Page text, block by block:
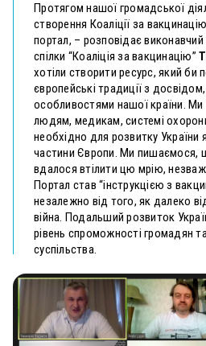
Протягом нашої громадської
створення Коаліції за
портал, – розповідає
спілки “Коаліція за вакцинацію”
хотіли створити ресурс, який би
європейські традиції з
особливостями нашої країни.
людям, медикам, системі
необхідно для розвитку України
частини Європи. Ми пишаємося,
вдалося втілити цю мрію,
Портал став “інструкцією з
незалежно від того, як далеко
війна. Подальший розвиток
рівень спроможності громадян
суспільства.